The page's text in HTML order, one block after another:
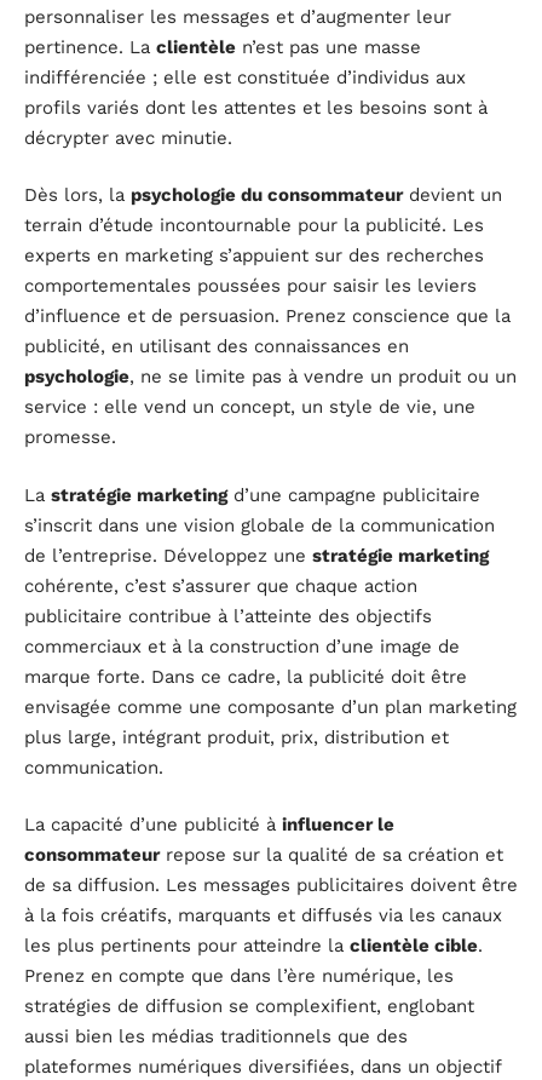
personnaliser les messages et d’augmenter leur
pertinence. La clientèle n’est pas une masse
indifférenciée ; elle est constituée d’individus aux
profils variés dont les attentes et les besoins sont à
décrypter avec minutie.
Dès lors, la psychologie du consommateurdevient un
terrain d’étude incontournable pour la publicité. Les
experts en marketing s’appuient sur des recherches
comportementales poussées pour saisir les leviers
d’influence et de persuasion. Prenez conscience que la
publicité, en utilisant des connaissances en
psychologie, ne se limite pas à vendre un produit ou un
service : elle vend un concept, un style de vie, une
promesse.
La stratégie marketingd’une campagne publicitaire
s’inscrit dans une vision globale de la communication
de l’entreprise. Développez une stratégie marketing
cohérente, c’est s’assurer que chaque action
publicitaire contribue à l’atteinte des objectifs
commerciaux et à la construction d’une image de
marque forte. Dans ce cadre, la publicité doit être
envisagée comme une composante d’un plan marketing
plus large, intégrant produit, prix, distribution et
communication.
La capacité d’une publicité à influencer le
consommateurrepose sur la qualité de sa création et
de sa diffusion. Les messages publicitaires doivent être
à la fois créatifs, marquants et diffusés via les canaux
les plus pertinents pour atteindre la clientèle cible.
Prenez en compte que dans l’ère numérique, les
stratégies de diffusion se complexifient, englobant
aussi bien les médias traditionnels que des
plateformes numériques diversifiées, dans un objectif